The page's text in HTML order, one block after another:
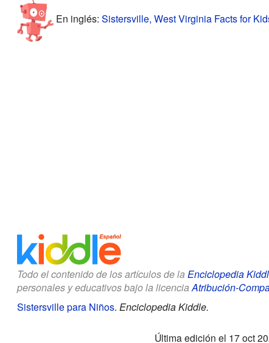
En inglés: Sistersville, West Virginia Facts for
Todo el contenido de los artículos de la Enciclopedia
personales y educativos bajo la licenciaAtribución-
Sistersville para Niños. Enciclopedia Kiddle.
Última edición el 17 oct